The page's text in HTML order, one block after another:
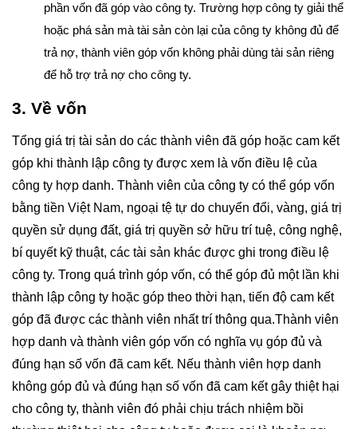
phần vốn đã góp vào công ty. Trường hợp công ty giải thể
hoặc phá sản mà tài sản còn lại của công ty không đủ để
trả nợ, thành viên góp vốn không phải dùng tài sản riêng
để hỗ trợ trả nợ cho công ty.
3. Về vốn
Tổng giá trị tài sản do các thành viên đã góp hoặc cam kết
góp khi thành lập công ty được xem là vốn điều lệ của
công ty hợp danh. Thành viên của công ty có thể góp vốn
bằng tiền Việt Nam, ngoại tệ tự do chuyển đổi, vàng, giá trị
quyền sử dụng đất, giá trị quyền sở hữu trí tuệ, công nghệ,
bí quyết kỹ thuật, các tài sản khác được ghi trong điều lệ
công ty. Trong quá trình góp vốn, có thể góp đủ một lần khi
thành lập công ty hoặc góp theo thời hạn, tiến độ cam kết
góp đã được các thành viên nhất trí thông qua.Thành viên
hợp danh và thành viên góp vốn có nghĩa vụ góp đủ và
đúng hạn số vốn đã cam kết. Nếu thành viên hợp danh
không góp đủ và đúng hạn số vốn đã cam kết gây thiệt hại
cho công ty, thành viên đó phải chịu trách nhiệm bồi